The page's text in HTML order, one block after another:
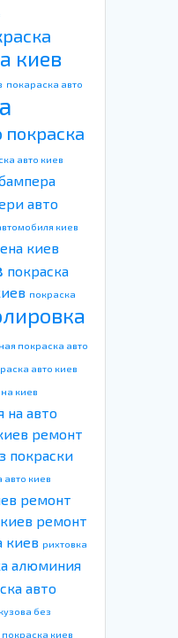
киев
покараска авто
покраска
авто киев
авто
киев
киев
покраска
покраска
покраска авто
авто киев
киев
авто
ремонт
покраски
авто киев
ремонт
ремонт
киев рихтовка
алюминия
авто
без
покраска киев